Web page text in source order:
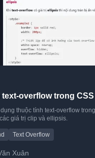
overflow trong CSS
thuộc tính text-overflow
giá trị clip và ellipsis.
Text Overflow
Xuân